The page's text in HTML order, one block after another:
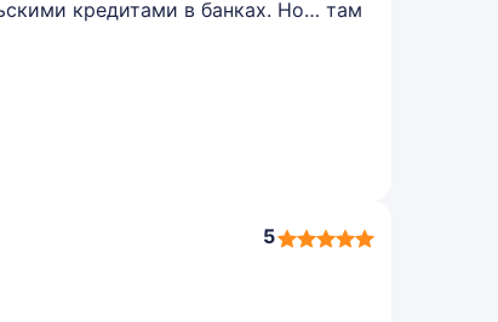
кредитами в банках. Но… там
5
5,0